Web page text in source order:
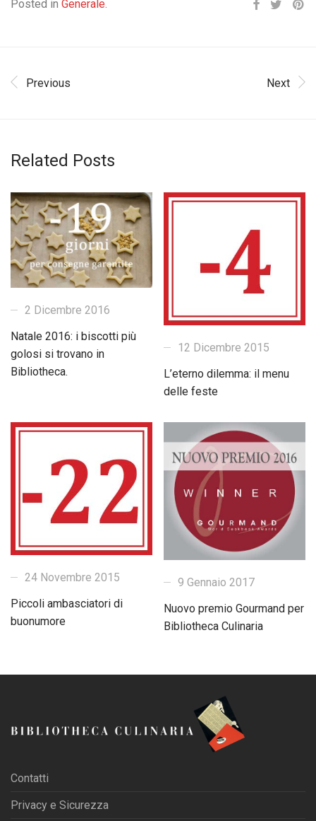
Posted in Generale.
Previous Next
Related Posts
2 Dicembre 2016
Natale 2016: i biscotti più
golosi si trovano in
Bibliotheca.
12 Dicembre 2015
L’eterno dilemma: il menu
delle feste
24 Novembre 2015
Piccoli ambasciatori di
buonumore
9 Gennaio 2017
Nuovo premio Gourmand per
Bibliotheca Culinaria
Contatti
Privacy e Sicurezza